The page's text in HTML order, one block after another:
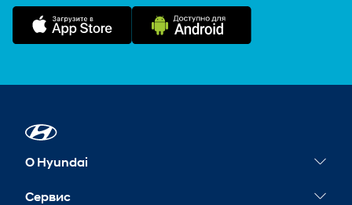
О Hyundai
Новости
Сервис